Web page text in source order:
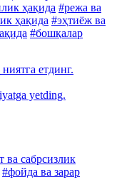
ҳақида #режа ва
ҳақида #эҳтиёж ва
#бошқалар
етдинг.
yetding.
ва сабрсизлик
#фойда ва зарар